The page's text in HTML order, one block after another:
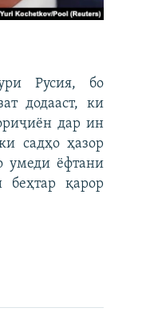
Русия, бо
додааст, ки
дар ин
садҳо ҳазор
умеди ёфтани
қарор